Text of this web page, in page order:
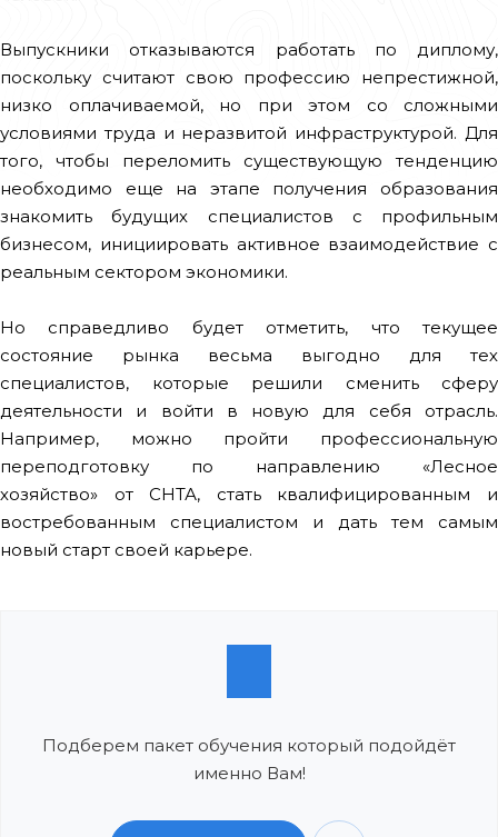
Выпускники отказываются работать по диплому,
поскольку считают свою профессию непрестижной,
низко оплачиваемой, но при этом со сложными
условиями труда и неразвитой инфраструктурой. Для
того, чтобы переломить существующую тенденцию
необходимо еще на этапе получения образования
знакомить будущих специалистов с профильным
бизнесом, инициировать активное взаимодействие с
реальным сектором экономики.
Но справедливо будет отметить, что текущее
состояние рынка весьма выгодно для тех
специалистов, которые решили сменить сферу
деятельности и войти в новую для себя отрасль.
Например, можно пройти профессиональную
переподготовку по направлению «Лесное
хозяйство» от СНТА, стать квалифицированным и
востребованным специалистом и дать тем самым
новый старт своей карьере.
Подберем пакет обучения который подойдёт
именно Вам!